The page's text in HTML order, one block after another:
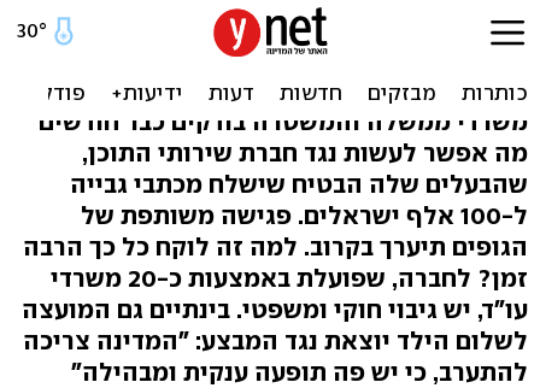
רשויות המדינה מנסות לפעול
נגד איקיוטק
משרדי ממשלה והמשטרה בודקים כבר חודשים
מה אפשר לעשות נגד חברת שירותי התוכן,
שהבעלים שלה הבטיח שישלח מכתבי גבייה
ל-100 אלף ישראלים. פגישה משותפת של
הגופים תיערך בקרוב. למה זה לוקח כל כך הרבה
זמן? לחברה, שפועלת באמצעות כ-20 משרדי
עו"ד, יש גיבוי חוקי ומשפטי. בינתיים גם המועצה
לשלום הילד יוצאת נגד המבצע: "המדינה צריכה
להתערב, כי יש פה תופעה ענקית ומבהילה"